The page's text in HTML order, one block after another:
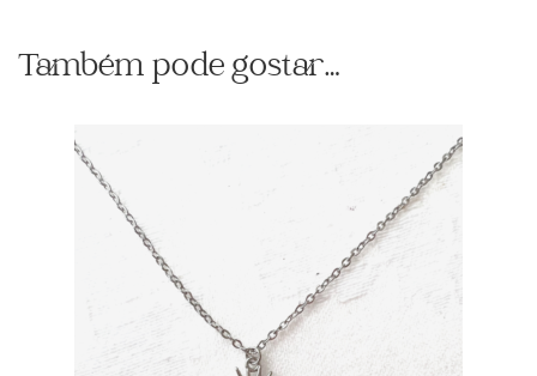
Também pode gostar…